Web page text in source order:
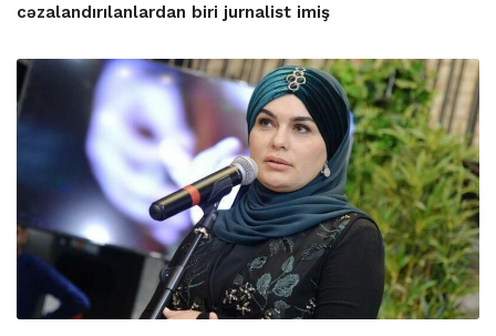
cəzalandırılanlardan biri jurnalist imiş